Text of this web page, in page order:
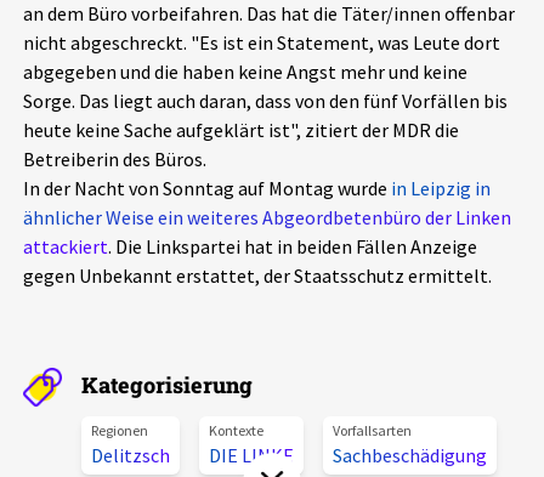
Alle Beiträge
Veranstaltungen
Pressemitteilungen
Podcasts
Über uns
Projektbeschreibung
Kontakt
Unterstützer_innen
Spenden
an dem Büro vorbeifahren. Das hat die Täter/innen offenbar
nicht abgeschreckt. "Es ist ein Statement, was Leute dort
abgegeben und die haben keine Angst mehr und keine
Sorge. Das liegt auch daran, dass von den fünf Vorfällen bis
heute keine Sache aufgeklärt ist", zitiert der MDR die
Betreiberin des Büros.
In der Nacht von Sonntag auf Montag wurde in Leipzig in
ähnlicher Weise ein weiteres Abgeordbetenbüro der Linken
attackiert. Die Linkspartei hat in beiden Fällen Anzeige
gegen Unbekannt erstattet, der Staatsschutz ermittelt.
Kategorisierung
Regionen
Delitzsch
Kontexte
DIE LINKE
Vorfallsarten
Sachbeschädigung